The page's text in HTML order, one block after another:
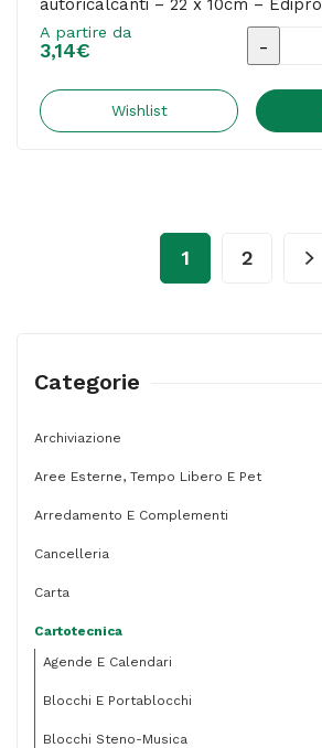
autoricalcanti – 22 x 10cm – Edipro
A partire da
3,14€
Blocco
a
-
Wishlist
1 2
Categorie
Archiviazione
Aree Esterne, Tempo Libero E Pet
Arredamento E Complementi
Cancelleria
Carta
Cartotecnica
Agende E Calendari
Blocchi E Portablocchi
Blocchi Steno-Musica